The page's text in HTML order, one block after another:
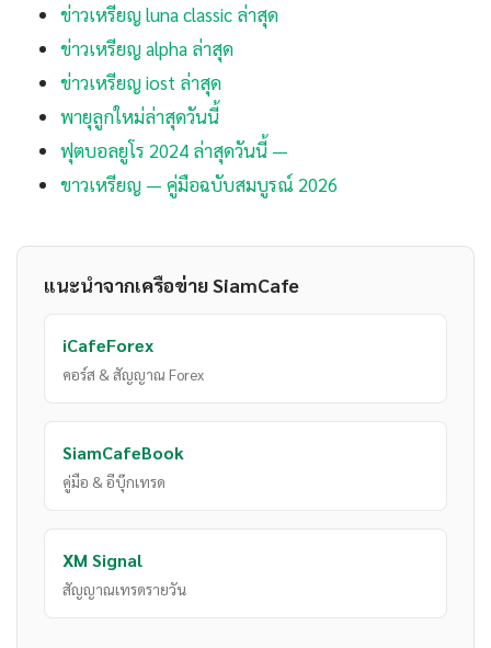
ข่าวเหรียญ luna classic ล่าสุด
ข่าวเหรียญ alpha ล่าสุด
ข่าวเหรียญ iost ล่าสุด
พายุลูกใหม่ล่าสุดวันนี้
ฟุตบอลยูโร 2024 ล่าสุดวันนี้ —
ขาวเหรียญ — คู่มือฉบับสมบูรณ์ 2026
แนะนำจากเครือข่าย SiamCafe
iCafeForex
คอร์ส & สัญญาณ Forex
SiamCafeBook
คู่มือ & อีบุ๊กเทรด
XM Signal
สัญญาณเทรดรายวัน